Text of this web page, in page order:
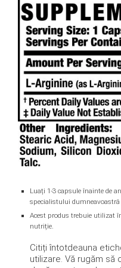
Luați 1-3 capsule înainte de
specialistului
Acest produs trebuie utilizat
nutriție.
Citiți întotdeauna
utilizare. Vă rugăm să